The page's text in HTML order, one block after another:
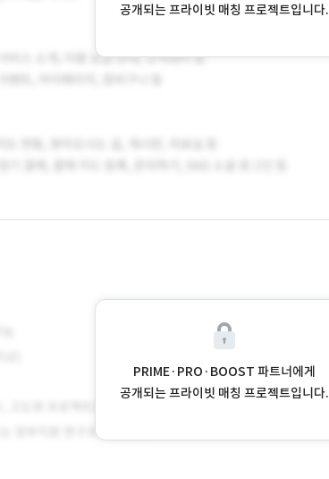
공개되는 프라이빗 매칭 프로젝트입니다.
PRIME·PRO·BOOST 파트너에게
공개되는 프라이빗 매칭 프로젝트입니다.